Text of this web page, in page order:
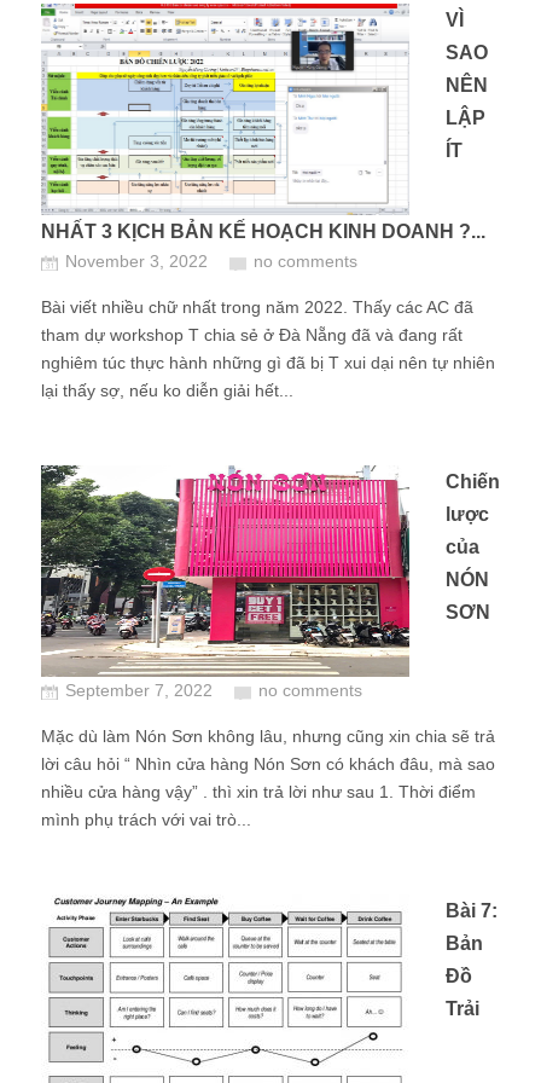
VÌ
SAO
NÊN
LẬP
ÍT
NHẤT 3 KỊCH BẢN KẾ HOẠCH KINH DOANH ?...
November 3, 2022 no comments
Bài viết nhiều chữ nhất trong năm 2022. Thấy các AC đã
tham dự workshop T chia sẻ ở Đà Nẵng đã và đang rất
nghiêm túc thực hành những gì đã bị T xui dại nên tự nhiên
lại thấy sợ, nếu ko diễn giải hết...
Chiến
lược
của
NÓN
SƠN
September 7, 2022 no comments
Mặc dù làm Nón Sơn không lâu, nhưng cũng xin chia sẽ trả
lời câu hỏi “ Nhìn cửa hàng Nón Sơn có khách đâu, mà sao
nhiều cửa hàng vậy” . thì xin trả lời như sau 1. Thời điểm
mình phụ trách với vai trò...
Bài 7:
Bản
Đồ
Trải